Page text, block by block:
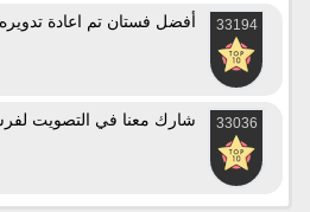
33194 أفضل فستان تم اعادة تدويره
33036 شارك معنا في التصويت